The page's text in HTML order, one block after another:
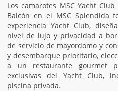
Los camarotes MSC Yacht
Balcón en el MSC Splendida
experiencia Yacht Club,
nivel de lujo y privacidad a
de servicio de mayordomo y
y desembarque prioritario,
a un restaurante gourmet
exclusivas del Yacht Club,
piscina privada.